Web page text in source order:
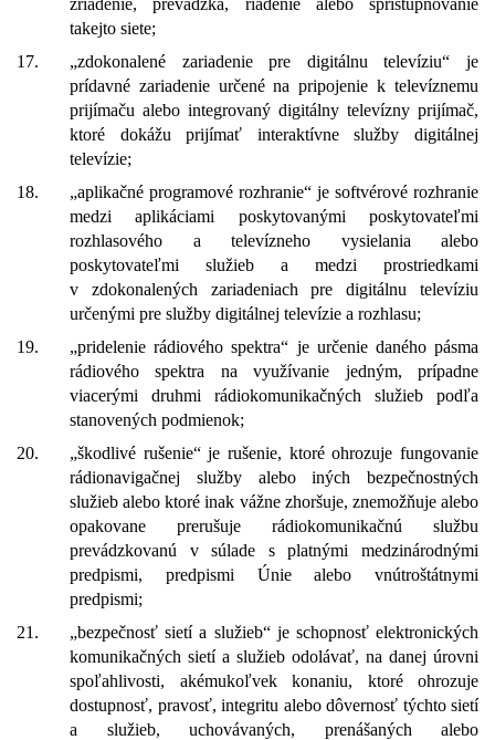
zriadenie, prevádzka, riadenie alebo sprístupňovanie
takejto siete;
17.
„zdokonalené zariadenie pre digitálnu televíziu“ je
prídavné zariadenie určené na pripojenie k televíznemu
prijímaču alebo integrovaný digitálny televízny prijímač,
ktoré dokážu prijímať interaktívne služby digitálnej
televízie;
18.
„aplikačné programové rozhranie“ je softvérové rozhranie
medzi aplikáciami poskytovanými poskytovateľmi
rozhlasového a televízneho vysielania alebo
poskytovateľmi služieb a medzi prostriedkami
v zdokonalených zariadeniach pre digitálnu televíziu
určenými pre služby digitálnej televízie a rozhlasu;
19.
„pridelenie rádiového spektra“ je určenie daného pásma
rádiového spektra na využívanie jedným, prípadne
viacerými druhmi rádiokomunikačných služieb podľa
stanovených podmienok;
20.
„škodlivé rušenie“ je rušenie, ktoré ohrozuje fungovanie
rádionavigačnej služby alebo iných bezpečnostných
služieb alebo ktoré inak vážne zhoršuje, znemožňuje alebo
opakovane prerušuje rádiokomunikačnú službu
prevádzkovanú v súlade s platnými medzinárodnými
predpismi, predpismi Únie alebo vnútroštátnymi
predpismi;
21.
„bezpečnosť sietí a služieb“ je schopnosť elektronických
komunikačných sietí a služieb odolávať, na danej úrovni
spoľahlivosti, akémukoľvek konaniu, ktoré ohrozuje
dostupnosť, pravosť, integritu alebo dôvernosť týchto sietí
a služieb, uchovávaných, prenášaných alebo